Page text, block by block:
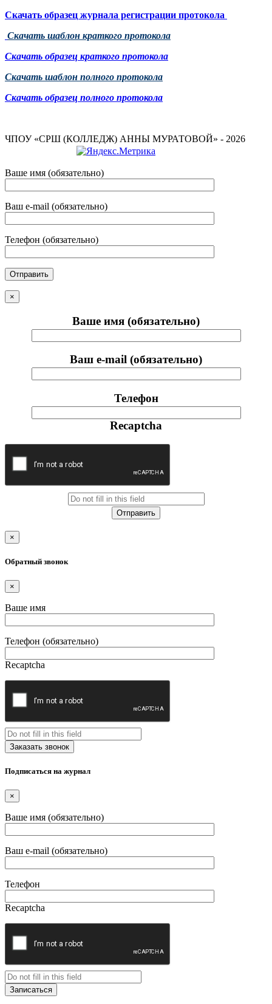
Скачать образец журнала регистрации протокола
Скачать шаблон краткого протокола
Скачать образец краткого протокола
Скачать шаблон полного протокола
Скачать образец полного протокола
ЧПОУ «СРШ (КОЛЛЕДЖ) АННЫ МУРАТОВОЙ» - 2026
Ваше имя (обязательно)
Ваш e-mail (обязательно)
Телефон (обязательно)
×
Ваше имя (обязательно)
Ваш e-mail (обязательно)
Телефон
Recaptcha
×
Обратный звонок
×
Ваше имя
Телефон (обязательно)
Recaptcha
Подписаться на журнал
×
Ваше имя (обязательно)
Ваш e-mail (обязательно)
Телефон
Recaptcha